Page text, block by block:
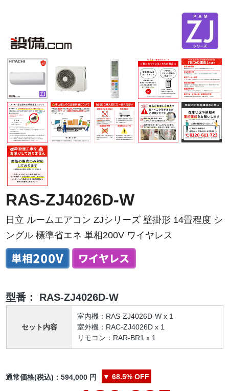
RAS-ZJ4026D-W
日立 ルームエアコン ZJシリーズ 壁掛形 14畳程度 シ
ングル 標準省エネ 単相200V ワイヤレス
型番： RAS-ZJ4026D-W
セット内容
室内機：RAS-ZJ4026D-W x 1
室外機：RAC-ZJ4026D x 1
リモコン：RAR-BR1 x 1
通常価格(税込)：594,000 円 ▼ 68.5% OFF